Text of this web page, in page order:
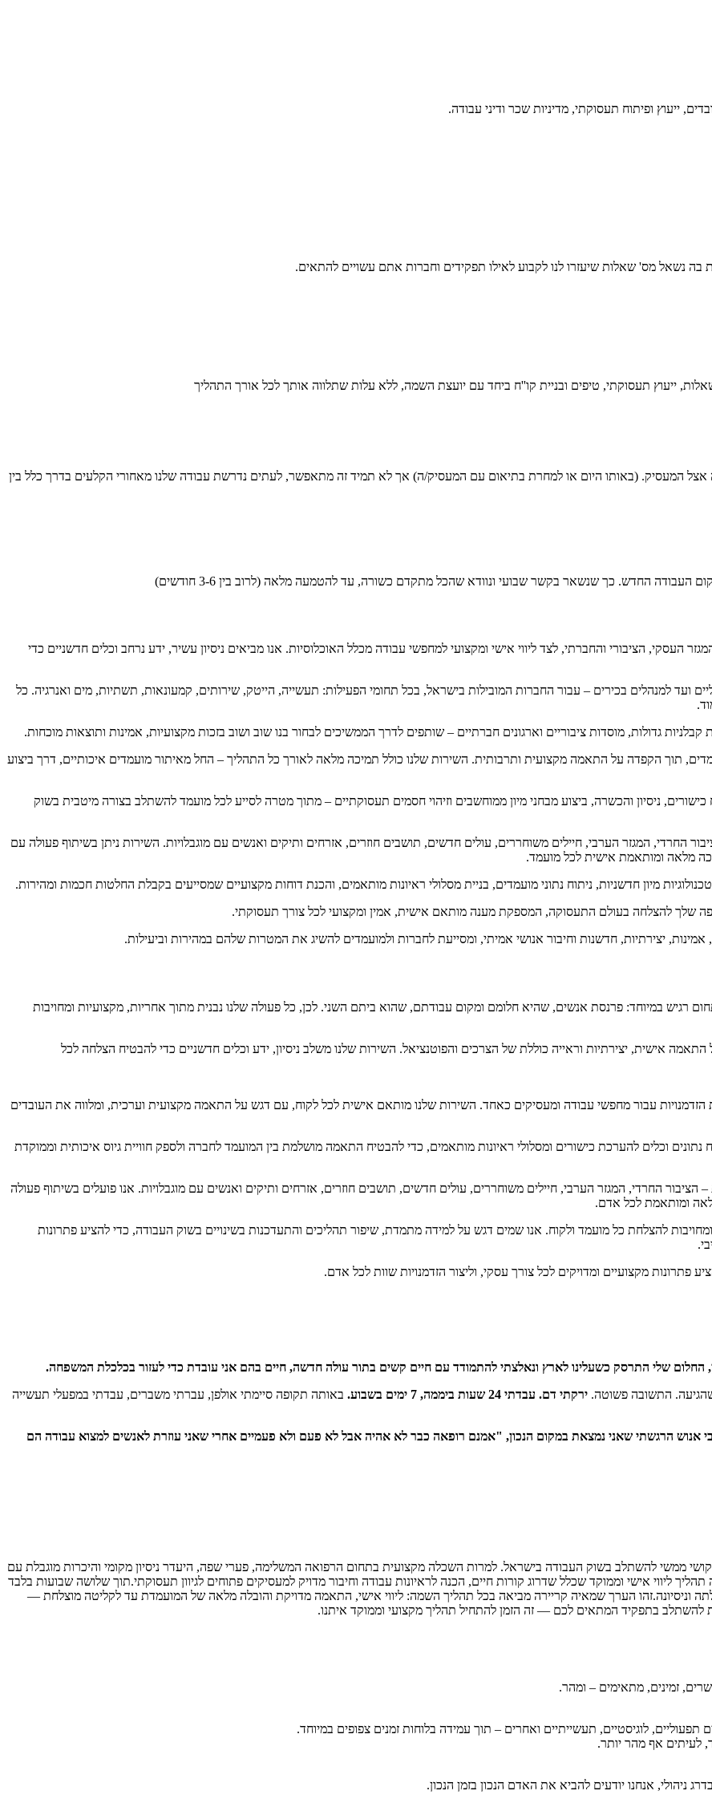
בה נשאל מס' שאלות שיעזרו לנו לקבוע לאילו תפקידים וחברות אתם עשויים להתאים.
ייעוץ תעסוקתי, טיפים ובניית קו''ח ביחד עם יועצת השמה, ללא עלות שתלווה אותך לכל אורך התהליך
אצל המעסיק. (באותו היום או למחרת בתיאום עם המעסיק/ה) אך לא תמיד זה מתאפשר, לעתים נדרשת עבודה שלנו מאחורי הקלעים בדרך כלל בין
הציבורי והחברתי, לצד ליווי אישי ומקצועי למחפשי עבודה מכלל האוכלוסיות. אנו מביאים ניסיון עשיר, ידע נרחב וכלים חדשניים כדי
ועד למנהלים בכירים – עבור החברות המובילות בישראל, בכל תחומי הפעילות: תעשייה, הייטק, שירותים, קמעונאות, תשתיות, מים ואנרגיה. כל
קבלניות גדולות, מוסדות ציבוריים וארגונים חברתיים – שותפים לדרך הממשיכים לבחור בנו שוב ושוב בזכות מקצועיות, אמינות ותוצאות מוכחות.
תוך הקפדה על התאמה מקצועית ותרבותית. השירות שלנו כולל תמיכה מלאה לאורך כל התהליך – החל מאיתור מועמדים איכותיים, דרך ביצוע
ניסיון והכשרה, ביצוע מבחני מיון ממוחשבים וזיהוי חסמים תעסוקתיים – מתוך מטרה לסייע לכל מועמד להשתלב בצורה מיטבית בשוק
החרדי, המגזר הערבי, חיילים משוחררים, עולים חדשים, תושבים חוזרים, אזרחים ותיקים ואנשים עם מוגבלויות. השירות ניתן בשיתוף פעולה עם
מלאה ומותאמת אישית לכל מועמד.
מיון חדשניות, ניתוח נתוני מועמדים, בניית מסלולי ראיונות מותאמים, והכנת דוחות מקצועיים שמסייעים בקבלת החלטות חכמות ומהירות.
שלך להצלחה בעולם התעסוקה, המספקת מענה מותאם אישית, אמין ומקצועי לכל צורך תעסוקתי.
יצירתיות, חדשנות וחיבור אנושי אמיתי, ומסייעת לחברות ולמועמדים להשיג את המטרות שלהם במהירות וביעילות.
רגיש במיוחד: פרנסת אנשים, שהיא חלומם ומקום עבודתם, שהוא ביתם השני. לכן, כל פעולה שלנו נבנית מתוך אחריות, מקצועיות ומחויבות
אישית, יצירתיות וראייה כוללת של הצרכים והפוטנציאל. השירות שלנו משלב ניסיון, ידע וכלים חדשניים כדי להבטיח הצלחה לכל
עבור מחפשי עבודה ומעסיקים כאחד. השירות שלנו מותאם אישית לכל לקוח, עם דגש על התאמה מקצועית וערכית, ומלווה את העובדים
נתונים וכלים להערכת כישורים ומסלולי ראיונות מותאמים, כדי להבטיח התאמה מושלמת בין המועמד לחברה ולספק חוויית גיוס איכותית וממוקדת
– הציבור החרדי, המגזר הערבי, חיילים משוחררים, עולים חדשים, תושבים חוזרים, אזרחים ותיקים ואנשים עם מוגבלויות. אנו פועלים בשיתוף פעולה
ומותאמת לכל אדם.
להצלחת כל מועמד ולקוח. אנו שמים דגש על למידה מתמדת, שיפור תהליכים והתעדכנות בשינויים בשוק העבודה, כדי להציע פתרונות
פתרונות מקצועיים ומדויקים לכל צורך עסקי, וליצור הזדמנויות שוות לכל אדם.
החלום שלי התרסק כשעלינו לארץ ונאלצתי להתמודד עם חיים קשים בתור עולה חדשה, חיים בהם אני עובדת כדי לעזור בכלכלת המשפחה.
ירקתי דם. עבדתי 24 שעות ביממה, 7 ימים בשבוע.
באותה תקופה סיימתי אולפן, עברתי משברים, עבדתי במפעלי תעשייה
אנוש הרגשתי שאני נמצאת במקום הנכון, "אמנם רופאה כבר לא אהיה אבל לא פעם ולא פעמיים אחרי שאני עוזרת לאנשים למצוא עבודה הם
ממשי להשתלב בשוק העבודה בישראל. למרות השכלה מקצועית בתחום הרפואה המשלימה, פערי שפה, היעדר ניסיון מקומי והיכרות מוגבלת עם
ליווי אישי וממוקד שכלל שדרוג קורות חיים, הכנה לראיונות עבודה וחיבור מדויק למעסיקים פתוחים לגיוון תעסוקתי.תוך שלושה שבועות בלבד
הערך שמאיה קריירה מביאה בכל תהליך השמה: ליווי אישי, התאמה מדויקת והובלה מלאה של המועמדת עד לקליטה מוצלחת —
בתפקיד המתאים לכם — זה הזמן להתחיל תהליך מקצועי וממוקד איתנו.
זמינים, מתאימים – ומהר.
לוגיסטיים, תעשייתיים ואחרים – תוך עמידה בלוחות זמנים צפופים במיוחד.
ניהולי, אנחנו יודעים להביא את האדם הנכון בזמן הנכון.